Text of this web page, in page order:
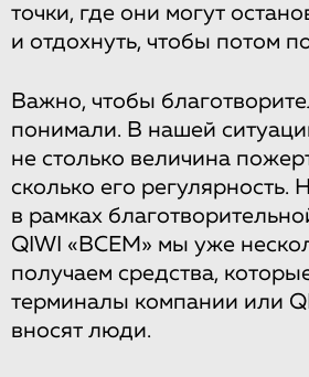
точки, где они могут
и отдохнуть, чтобы потом
Важно, чтобы
понимали. В нашей
не столько величина
сколько его регулярность.
в рамках
QIWI «ВСЕМ» мы уже
получаем средства,
терминалы компании или
вносят люди.